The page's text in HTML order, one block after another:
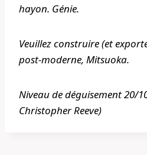
hayon. Génie.
Veuillez construire (et
post-moderne, Mitsuoka.
Niveau de déguisement 20/
Christopher Reeve)